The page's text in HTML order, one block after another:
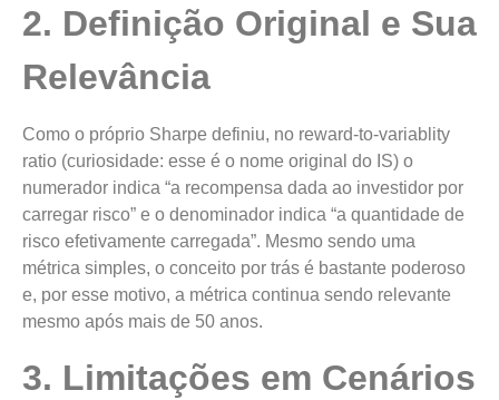
2. Definição Original e Sua
Relevância
Como o próprio Sharpe definiu, no reward-to-variablity
ratio (curiosidade: esse é o nome original do IS) o
numerador indica “a recompensa dada ao investidor por
carregar risco” e o denominador indica “a quantidade de
risco efetivamente carregada”. Mesmo sendo uma
métrica simples, o conceito por trás é bastante poderoso
e, por esse motivo, a métrica continua sendo relevante
mesmo após mais de 50 anos.
3. Limitações em Cenários